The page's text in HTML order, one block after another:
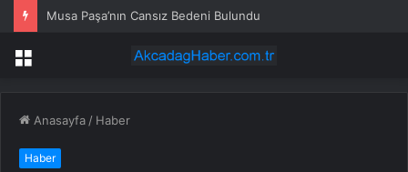
Musa Paşa’nın Cansız Bedeni Bulundu
Menü
Anasayfa / Haber
Haber